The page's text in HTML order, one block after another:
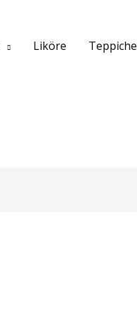
Liköre Teppiche